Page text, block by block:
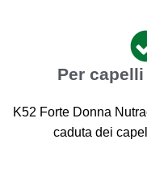
Per
K52 Forte Donna
caduta dei